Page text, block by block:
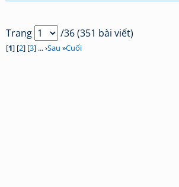
Trang /36 (351 bài viết)
[1] [2] [3] ... ›Sau »Cuối